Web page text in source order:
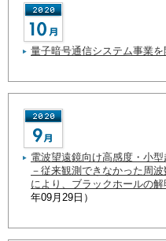
量子暗号通信システム事業を
電波望遠鏡向け高感度・小
－従来観測できなかった周
により、ブラックホールの
年09月29日）